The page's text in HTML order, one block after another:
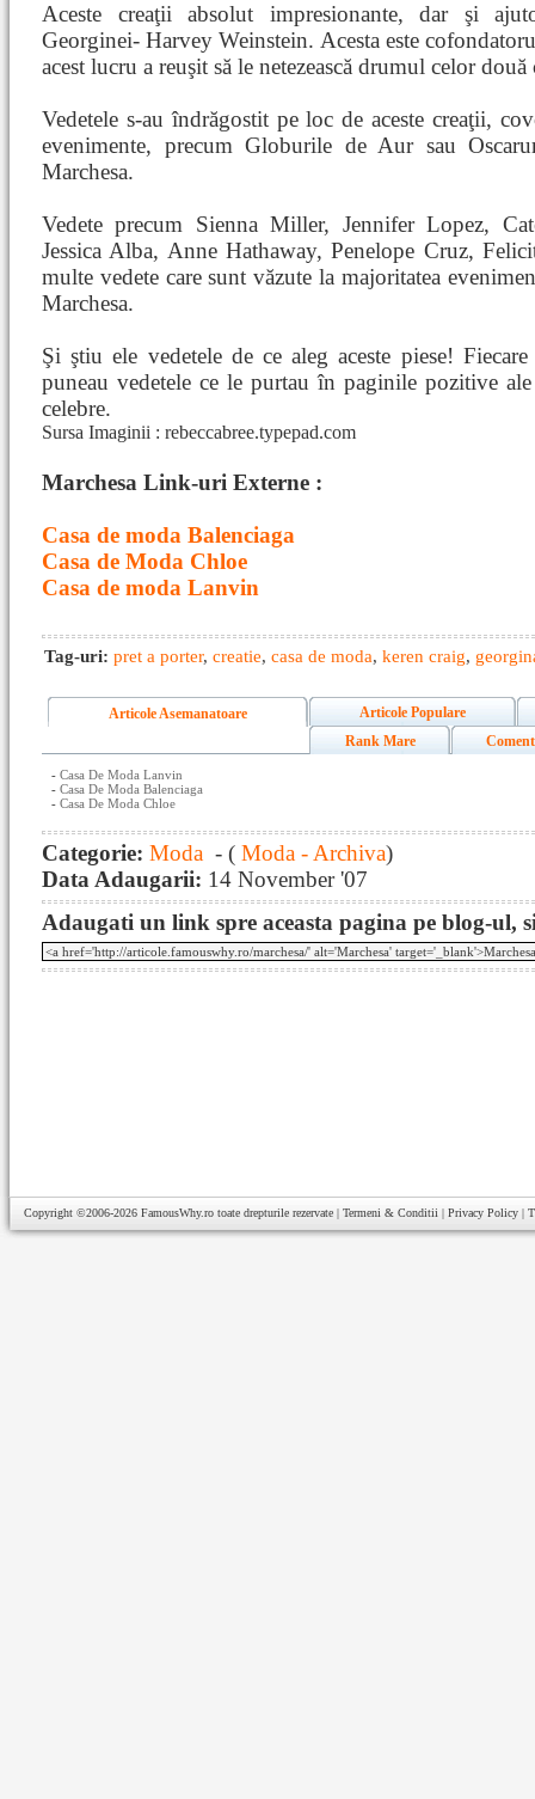
Aceste creaţii absolut impresionante, dar şi
Georginei- Harvey Weinstein. Acesta este
acest lucru a reuşit să le netezească drumul celor
Vedetele s-au îndrăgostit pe loc de aceste creaţii,
evenimente, precum Globurile de Aur sau
Marchesa.
Vedete precum Sienna Miller, Jennifer Lopez,
Jessica Alba, Anne Hathaway, Penelope Cruz,
multe vedete care sunt văzute la majoritatea
Marchesa.
Şi ştiu ele vedetele de ce aleg aceste piese!
puneau vedetele ce le purtau în paginile pozitive
celebre.
Sursa Imaginii : rebeccabree.typepad.com
Marchesa Link-uri Externe :
Casa de moda Balenciaga
Casa de Moda Chloe
Casa de moda Lanvin
Tag-uri: pret a porter, creatie, casa de moda, keren craig,
Articole Asemanatoare
Articole Populare
Rank Mare
- Casa De Moda Lanvin
- Casa De Moda Balenciaga
- Casa De Moda Chloe
Categorie: Moda - ( Moda - Archiva)
Data Adaugarii: 14 November '07
Adaugati un link spre aceasta pagina pe blog-ul,
Copyright ©2006-2026 FamousWhy.ro toate drepturile rezervate | Termeni & Conditii | Privacy Policy |